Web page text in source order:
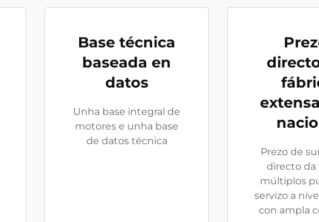
Base técnica
baseada en
datos
Unha base integral de
motores e unha base
de datos técnica
Prezo de
directo da
múltiplos
servizo a
con ampla